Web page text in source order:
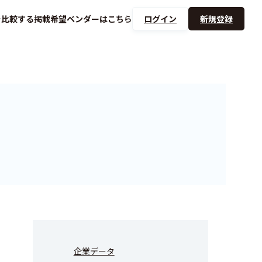
比較する掲載希望ベンダーはこちら ログイン 新規登録
企業データ